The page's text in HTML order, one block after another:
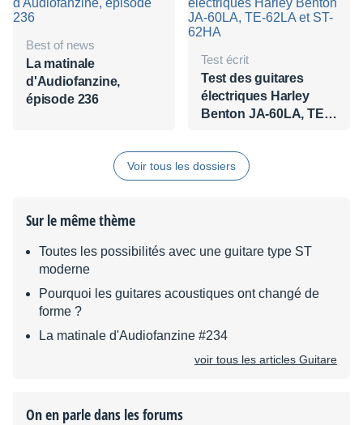
Best of news
La matinale
d'Audiofanzine,
épisode 236
Test écrit
Test des guitares
électriques Harley
Benton JA-60LA, TE-
Voir tous les dossiers
Sur le même thème
Toutes les possibilités avec une guitare type ST
moderne
Pourquoi les guitares acoustiques ont changé de
forme ?
La matinale d'Audiofanzine #234
voir tous les articles Guitare
On en parle dans les forums